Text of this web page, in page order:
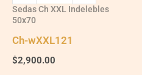
Sedas Ch XXL Indelebles
50x70
Ch-wXXL121
$2,900.00